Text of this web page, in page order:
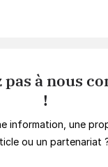
pas à nous
!
information, une
ou un partenariat